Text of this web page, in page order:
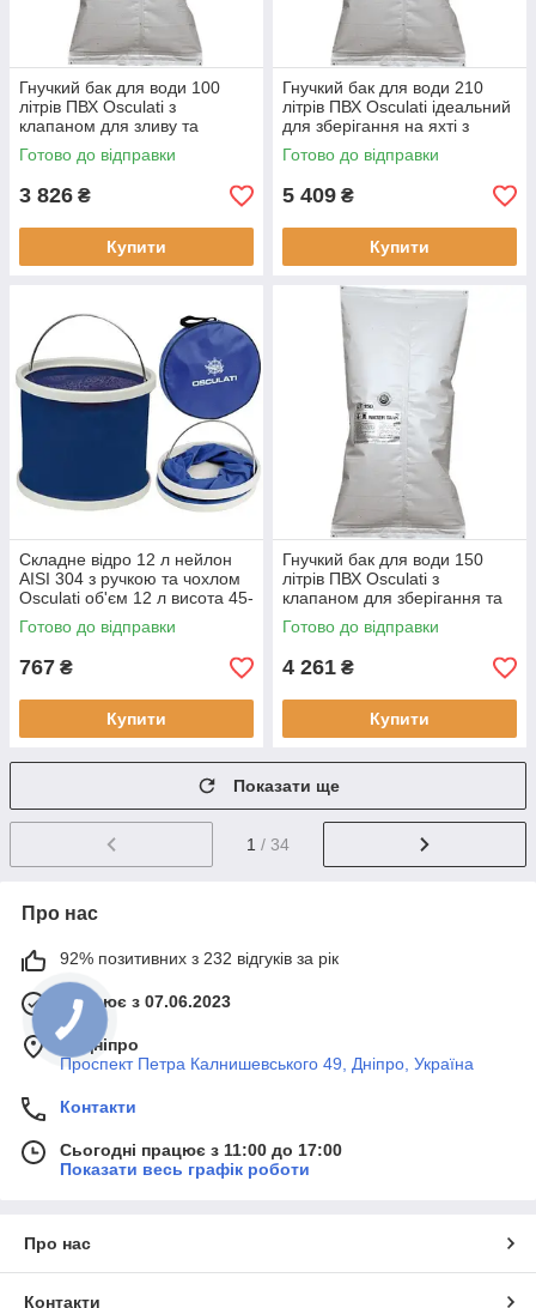
Гнучкий бак для води 100
літрів ПВХ Osculati з
клапаном для зливу та
заливки повітря Італія новий
тип клапана
Готово до відправки
3 826 ₴
Купити
Гнучкий бак для води 210
літрів ПВХ Osculati ідеальний
для зберігання на яхті з
клапаном для зливу та
заливки повітря новий
Готово до відправки
5 409 ₴
Купити
Складне відро 12 л нейлон
AISI 304 з ручкою та чохлом
Osculati об'єм 12 л висота 45-
330 мм діаметр 240 мм
Готово до відправки
767 ₴
Купити
Гнучкий бак для води 150
літрів ПВХ Osculati з
клапаном для зберігання та
на борту яхти Італія легкий та
міцний
Готово до відправки
4 261 ₴
Купити
Показати ще
1 / 34
Про нас
92% позитивних з 232 відгуків за рік
Працює з 07.06.2023
м. Дніпро
Проспект Петра Калнишевського 49, Дніпро, Україна
Контакти
Сьогодні працює з 11:00 до 17:00
Показати весь графік роботи
Про нас
Контакти